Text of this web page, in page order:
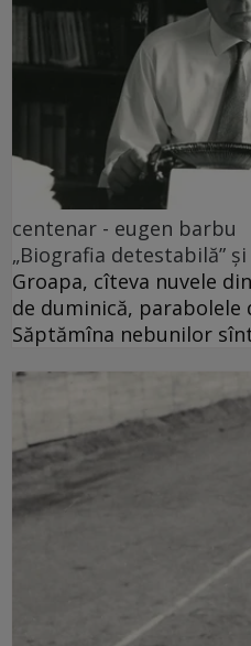
centenar - eugen barbu
„Biografia detestabilă”
Groapa, cîteva nuvele
de duminică, parabolele
Săptămîna nebunilor